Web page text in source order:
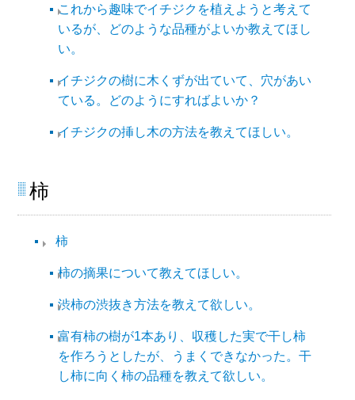
これから趣味でイチジクを植えようと考えて
いるが、どのような品種がよいか教えてほし
い。
イチジクの樹に木くずが出ていて、穴があい
ている。どのようにすればよいか？
イチジクの挿し木の方法を教えてほしい。
柿​
柿​
柿の摘果について教えてほしい。
渋柿の渋抜き方法を教えて欲しい。
富有柿の樹が1本あり、収穫した実で干し柿
を作ろうとしたが、うまくできなかった。干
し柿に向く柿の品種を教えて欲しい。